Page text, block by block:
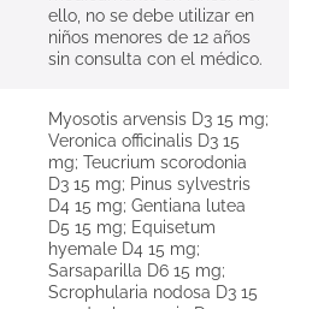
ello, no se debe utilizar en
niños menores de 12 años
sin consulta con el médico.
Myosotis arvensis D3 15 mg;
Veronica officinalis D3 15
mg; Teucrium scorodonia
D3 15 mg; Pinus sylvestris
D4 15 mg; Gentiana lutea
D5 15 mg; Equisetum
hyemale D4 15 mg;
Sarsaparilla D6 15 mg;
Scrophularia nodosa D3 15